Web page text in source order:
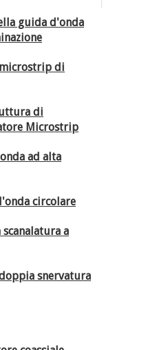
guida d'onda
di
di
Microstrip
ad alta
circolare
a
snervatura